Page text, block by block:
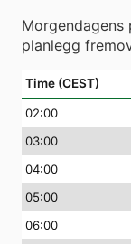
planlegg
Time (CEST)
02:00
03:00
04:00
05:00
06:00